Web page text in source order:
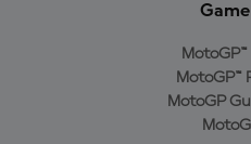
MotoGP™
MotoGP